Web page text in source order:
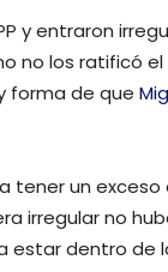
y entraron
no los ratificó el
forma de que
tener un
irregular no
estar dentro de